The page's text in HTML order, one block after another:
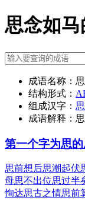
思念如
成语名称：
结构形式：
组成汉字： 思
成语解释：
第一个字为思
思前想后思潮起伏
母思不出位思过半
恂达思古之情思前